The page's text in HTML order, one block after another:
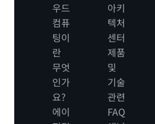
우드
컴퓨
팅이
란
무엇
인가
요?
에이
아키
텍처
센터
제품
및
기술
관련
FAQ